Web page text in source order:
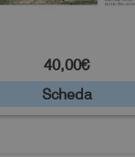
40,00€
Scheda